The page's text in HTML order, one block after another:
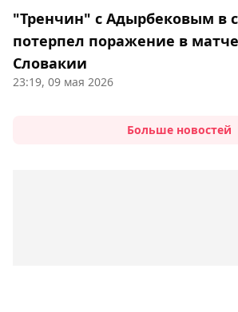
"Тренчин" с Адырбековым в
потерпел поражение в
Словакии
23:19, 09 мая 2026
Больше новостей